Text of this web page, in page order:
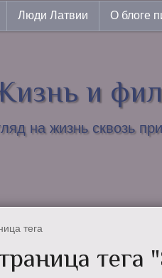
Люди Латвии О блоге
и
на жизнь сквозь
тега
тега